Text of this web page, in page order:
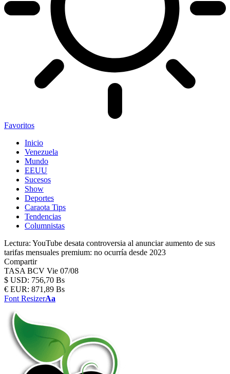
Favoritos
Inicio
Venezuela
Mundo
EEUU
Sucesos
Show
Deportes
Caraota Tips
Tendencias
Columnistas
Lectura: YouTube desata controversia al anunciar aumento de sus
tarifas mensuales premium: no ocurría desde 2023
Compartir
TASA BCV Vie 07/08
$ USD: 756,70 Bs
€ EUR: 871,89 Bs
Font ResizerAa